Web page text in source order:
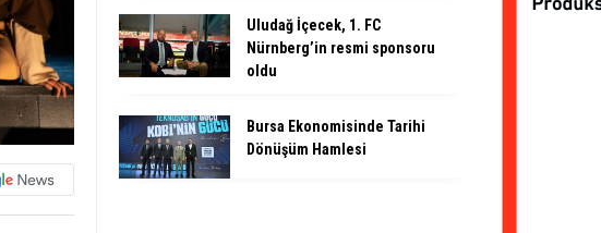
Uludağ İçecek, 1. FC
Nürnberg’in resmi sponsoru
oldu
Bursa Ekonomisinde Tarihi
Dönüşüm Hamlesi